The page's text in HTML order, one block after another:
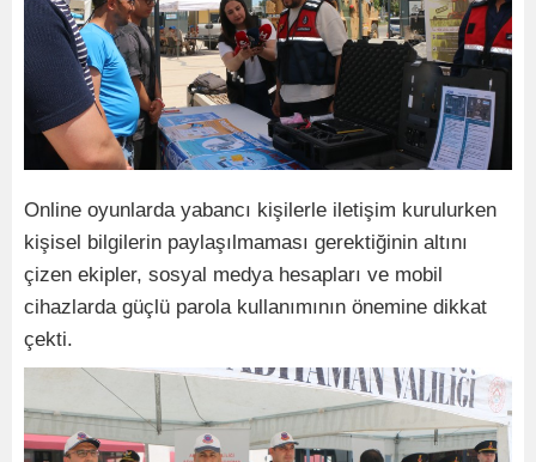
Online oyunlarda yabancı kişilerle iletişim kurulurken
kişisel bilgilerin paylaşılmaması gerektiğinin altını
çizen ekipler, sosyal medya hesapları ve mobil
cihazlarda güçlü parola kullanımının önemine dikkat
çekti.